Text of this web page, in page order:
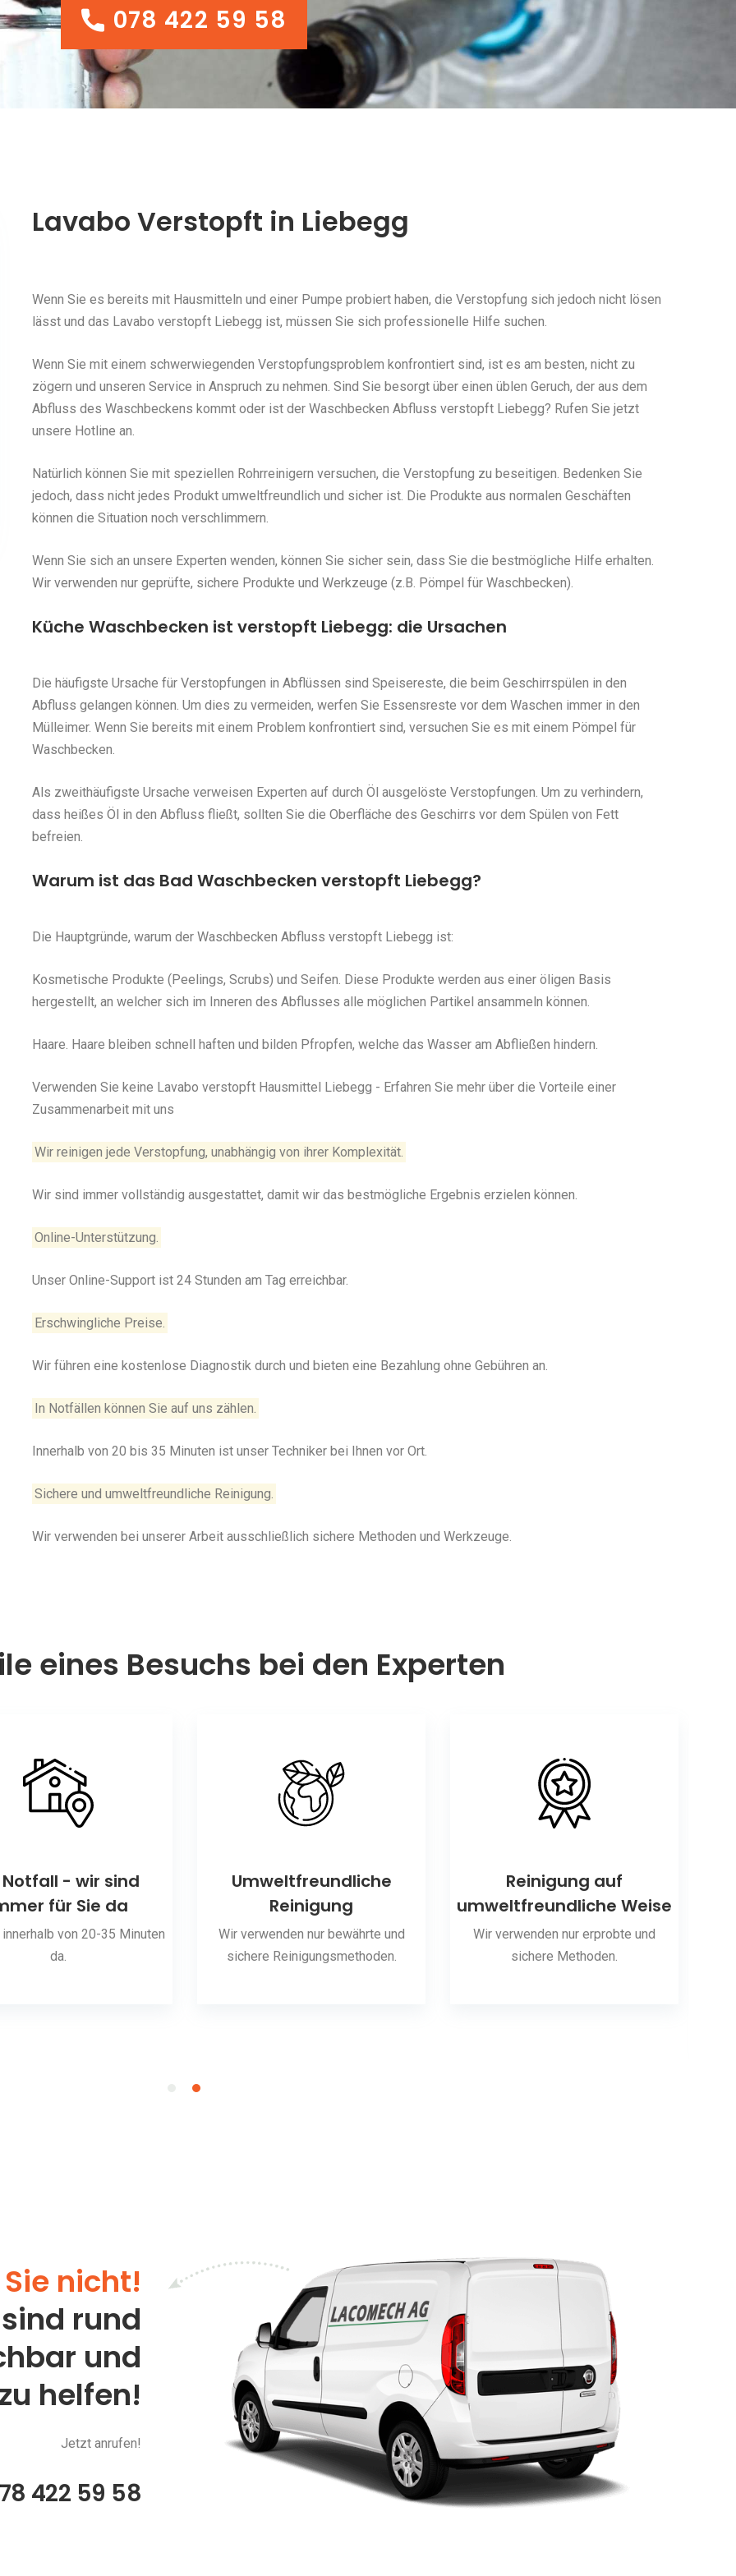
078 422 59 58
078 422 59 58
Lavabo Verstopft in Liebegg
Wenn Sie es bereits mit Hausmitteln und einer Pumpe probiert haben, die Verstopfung sich jedoch nicht lösen
lässt und das Lavabo verstopft Liebegg ist, müssen Sie sich professionelle Hilfe suchen.
Wenn Sie mit einem schwerwiegenden Verstopfungsproblem konfrontiert sind, ist es am besten, nicht zu
zögern und unseren Service in Anspruch zu nehmen. Sind Sie besorgt über einen üblen Geruch, der aus dem
Abfluss des Waschbeckens kommt oder ist der Waschbecken Abfluss verstopft Liebegg? Rufen Sie jetzt
unsere Hotline an.
Natürlich können Sie mit speziellen Rohrreinigern versuchen, die Verstopfung zu beseitigen. Bedenken Sie
jedoch, dass nicht jedes Produkt umweltfreundlich und sicher ist. Die Produkte aus normalen Geschäften
können die Situation noch verschlimmern.
Wenn Sie sich an unsere Experten wenden, können Sie sicher sein, dass Sie die bestmögliche Hilfe erhalten.
Wir verwenden nur geprüfte, sichere Produkte und Werkzeuge (z.B. Pömpel für Waschbecken).
Küche Waschbecken ist verstopft Liebegg: die Ursachen
Die häufigste Ursache für Verstopfungen in Abflüssen sind Speisereste, die beim Geschirrspülen in den
Abfluss gelangen können. Um dies zu vermeiden, werfen Sie Essensreste vor dem Waschen immer in den
Mülleimer. Wenn Sie bereits mit einem Problem konfrontiert sind, versuchen Sie es mit einem Pömpel für
Waschbecken.
Als zweithäufigste Ursache verweisen Experten auf durch Öl ausgelöste Verstopfungen. Um zu verhindern,
dass heißes Öl in den Abfluss fließt, sollten Sie die Oberfläche des Geschirrs vor dem Spülen von Fett
befreien.
Warum ist das Bad Waschbecken verstopft Liebegg?
Die Hauptgründe, warum der Waschbecken Abfluss verstopft Liebegg ist:
Kosmetische Produkte (Peelings, Scrubs) und Seifen. Diese Produkte werden aus einer öligen Basis
hergestellt, an welcher sich im Inneren des Abflusses alle möglichen Partikel ansammeln können.
Haare. Haare bleiben schnell haften und bilden Pfropfen, welche das Wasser am Abfließen hindern.
Verwenden Sie keine Lavabo verstopft Hausmittel Liebegg - Erfahren Sie mehr über die Vorteile einer
Zusammenarbeit mit uns
Wir reinigen jede Verstopfung, unabhängig von ihrer Komplexität.
Wir sind immer vollständig ausgestattet, damit wir das bestmögliche Ergebnis erzielen können.
Online-Unterstützung.
Unser Online-Support ist 24 Stunden am Tag erreichbar.
Erschwingliche Preise.
Wir führen eine kostenlose Diagnostik durch und bieten eine Bezahlung ohne Gebühren an.
In Notfällen können Sie auf uns zählen.
Innerhalb von 20 bis 35 Minuten ist unser Techniker bei Ihnen vor Ort.
Sichere und umweltfreundliche Reinigung.
Wir verwenden bei unserer Arbeit ausschließlich sichere Methoden und Werkzeuge.
eines Besuchs bei den Experten
- wir sind
für Sie da
von 20-35 Minuten
da.
Umweltfreundliche
Reinigung
Wir verwenden nur bewährte und
sichere Reinigungsmethoden.
Reinigung auf
umweltfreundliche Weise
Wir verwenden nur erprobte und
sichere Methoden.
nicht!
rund
und
helfen!
Jetzt anrufen!
422 59 58